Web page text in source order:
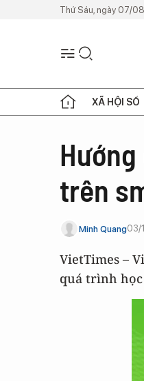
Thứ Sáu, ngày 07/
XÃ HỘI SỐ
trên
Minh Quang03/
VietTimes –
quá trình